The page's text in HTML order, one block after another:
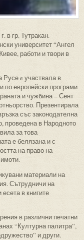
в гр. Тутракан.
университет “Ангел
работи и твори в
Русе e участвала в
по европейски програми
и чужбина – Сент
Презентирала
със законодателна
проведена в Народното
за това
е белязана и с
на право на
материали на
Сътрудничи на
в книгите
в различни печатни
“Културна палитра”,
и други.